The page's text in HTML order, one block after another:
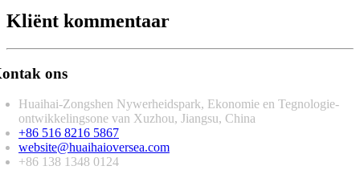
Kliënt kommentaar
ons
Huaihai-Zongshen Nywerheidspark, Ekonomie en Tegnologie-
ontwikkelingsone van Xuzhou, Jiangsu, China
+86 516 8216 5867
website@huaihaioversea.com
+86 138 1348 0124